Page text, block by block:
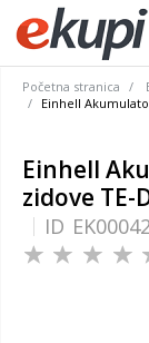
Početna stranica
Einhell
Einhell
zidove TE-
ID